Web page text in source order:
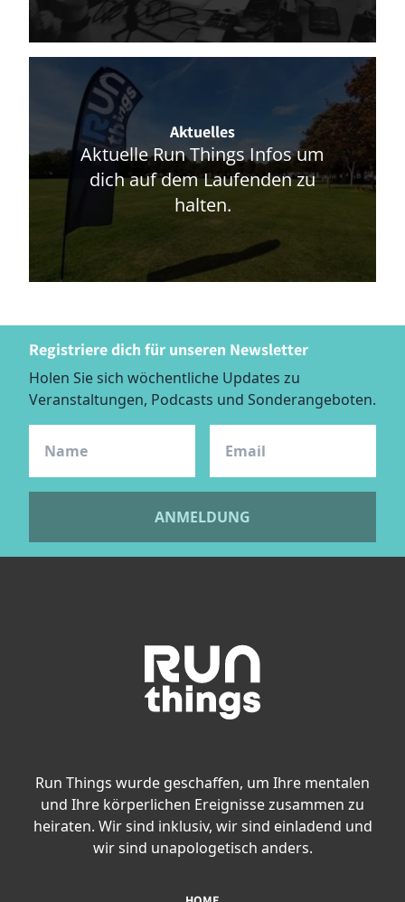
Aktuelles
Aktuelle Run Things Infos um
dich auf dem Laufenden zu
halten.
Registriere dich für unseren Newsletter
Holen Sie sich wöchentliche Updates zu
Veranstaltungen, Podcasts und Sonderangeboten.
ANMELDUNG
Run Things wurde geschaffen, um Ihre mentalen
und Ihre körperlichen Ereignisse zusammen zu
heiraten. Wir sind inklusiv, wir sind einladend und
wir sind unapologetisch anders.